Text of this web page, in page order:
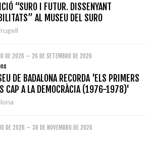
“SURO I FUTUR. DISSENYANT
AL MUSEU DEL SURO
DE 2026 – 26 DE SETEMBRO DE 2026
DE BADALONA RECORDA 'ELS PRIMERS
CAP A LA DEMOCRÀCIA (1976-1978)'
DE 2026 – 30 DE NOVEMBRO DE 2026